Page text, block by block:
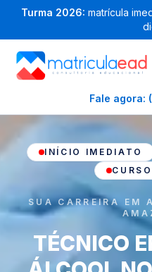
Turma 2026: matrícula
Fale agora:
INÍCIO IMEDIATO
SUA CARREIRA EM
TÉCNICO